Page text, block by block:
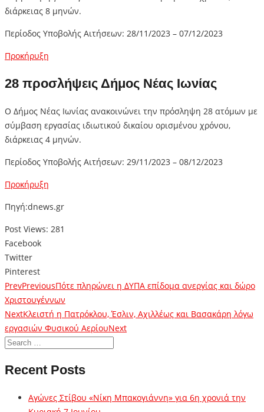
διάρκειας 8 μηνών.
Περίοδος Υποβολής Αιτήσεων: 28/11/2023 – 07/12/2023
Προκήρυξη
28 προσλήψεις Δήμος Νέας Ιωνίας
Ο Δήμος Νέας Ιωνίας ανακοινώνει την πρόσληψη 28 ατόμων με
σύμβαση εργασίας ιδιωτικού δικαίου ορισμένου χρόνου,
διάρκειας 4 μηνών.
Περίοδος Υποβολής Αιτήσεων: 29/11/2023 – 08/12/2023
Προκήρυξη
Πηγή:dnews.gr
Post Views: 281
Facebook
Twitter
Pinterest
PrevPreviousΠότε πληρώνει η ΔΥΠΑ επίδομα ανεργίας και δώρο
Χριστουγέννων
NextΚλειστή η Πατρόκλου, Έσλιν, Αχιλλέως και Βασακάρη λόγω
εργασιών Φυσικού ΑερίουNext
Recent Posts
Αγώνες Στίβου «Νίκη Μπακογιάννη» για 6η χρονιά την